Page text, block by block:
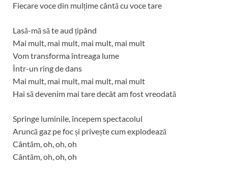
Fiecare voce din mulțime cântă cu voce tare
Lasă-mă să te aud țipând
Mai mult, mai mult, mai mult, mai mult
Vom transforma întreaga lume
Într-un ring de dans
Mai mult, mai mult, mai mult, mai mult
Hai să devenim mai tare decât am fost vreodată
Springe luminile, începem spectacolul
Aruncă gaz pe foc și privește cum explodează
Cântăm, oh, oh, oh
Cântăm, oh, oh, oh